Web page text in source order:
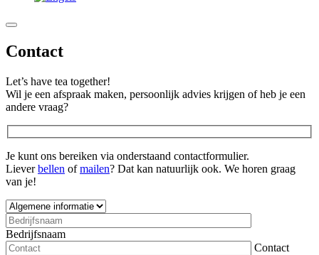
Contact
Let’s have tea together!
Wil je een afspraak maken, persoonlijk advies krijgen of heb je een
andere vraag?
Je kunt ons bereiken via onderstaand contactformulier.
Lieverbellen ofmailen? Dat kan natuurlijk ook. We horen graag
van je!
Bedrijfsnaam
Contact